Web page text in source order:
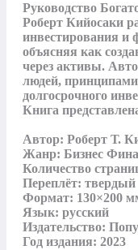
Руководство
Роберт Кийосаки
инвестирования и
объясняя как
через активы.
людей,
долгосрочного
Книга
Автор: Роберт Т.
Жанр: Бизнес
Количество
Переплёт: твердый
Формат: 130×200
Язык: русский
Издательство:
Год издания: 2023